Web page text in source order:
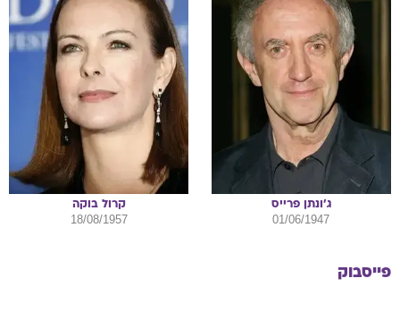
ג'ונתן פרייס
01/06/1947
קרול בוקה
18/08/1957
פייסבוק